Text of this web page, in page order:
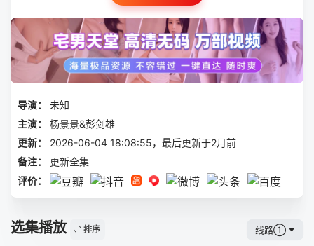
导演：
未知
主演：
杨景景&彭剑雄
更新：
2026-06-04 18:08:55，最后更新于2月前
备注：
更新全集
评价：
选集播放 排序 线路①